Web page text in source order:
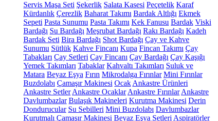
Servis Maşa Seti Şekerlik Salata Kasesi Peçetelik Karaf
Kürdanlık Çerezlik Baharat Takımı Bardak Altlığı Ekmek
Sepeti Pasta Sunumu Pasta Takımı Kek Fanusu Bardak Viski
Bardağı Su Bardağı Meşrubat Bardağı Rakı Bardağı Kadeh
Bardak Seti Bira Bardağı Shot Bardağı Çay ve Kahve
Sunumu Sütlük Kahve Fincanı Kupa Fincan Takımı Çay
Tabakları Çay Setleri Çay Fincanı Çay Bardağı Çay Kaşığı
Yemek Takımları Tabaklar Kahvaltı Takımları Suluk ve
Matara Beyaz Eşya Fırın Mikrodalga Fırınlar Mini Fırınlar
Buzdolabı Çamaşır Makinesi Ocak Ankastre Ürünleri
Ankastre Setler Ankastre Ocaklar Ankastre Fırınlar Ankastre
Davlumbazlar Bulaşık Makineleri Kurutma Makinesi Derin
Dondurucular Su Sebilleri Mini Buzdolabı Davlumbazlar
Kurutmalı Çamaşır Makinesi Beyaz Eşya Setleri Aspiratörler